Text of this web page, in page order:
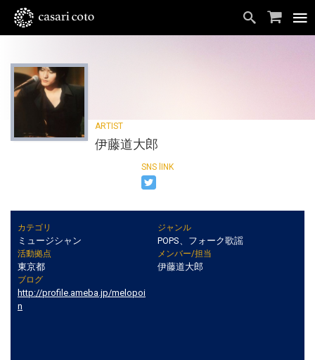
伊藤道大郎
カテゴリ
ミュージシャン
ジャンル
POPS、フォーク歌謡
活動拠点
東京都
メンバー/担当
伊藤道大郎
ブログ
http://profile.ameba.jp/melopoi
n